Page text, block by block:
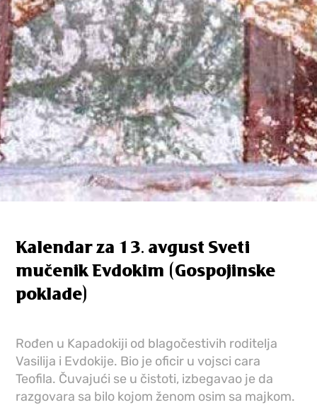
Kalendar za 13. avgust Sveti
mučenik Evdokim (Gospojinske
poklade)
Rođen u Kapadokiji od blagočestivih roditelja
Vasilija i Evdokije. Bio je oficir u vojsci cara
Teofila. Čuvajući se u čistoti, izbegavao je da
razgovara sa bilo kojom ženom osim sa majkom.